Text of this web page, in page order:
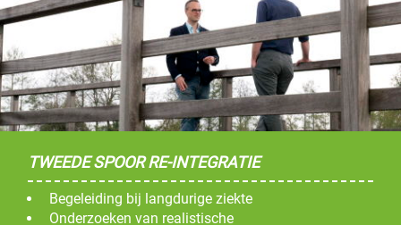
TWEEDE SPOOR RE-INTEGRATIE
Begeleiding bij langdurige ziekte
Onderzoeken van realistische